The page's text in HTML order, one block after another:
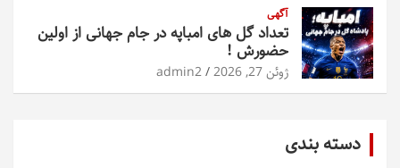
آگهی
تعداد گل های امباپه در جام جهانی از اولین
حضورش !
ژوئن 27, 2026 admin2
دسته بندی